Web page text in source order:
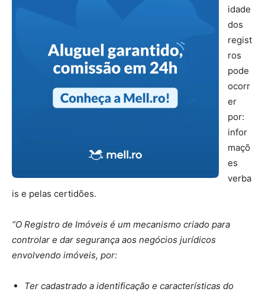
idade
dos
regist
ros
pode
ocorr
er
por:
infor
maçõ
es
verba
is e pelas certidões.
“O Registro de Imóveis é um mecanismo criado para
controlar e dar segurança aos negócios jurídicos
envolvendo imóveis, por:
Ter cadastrado a identificação e características do